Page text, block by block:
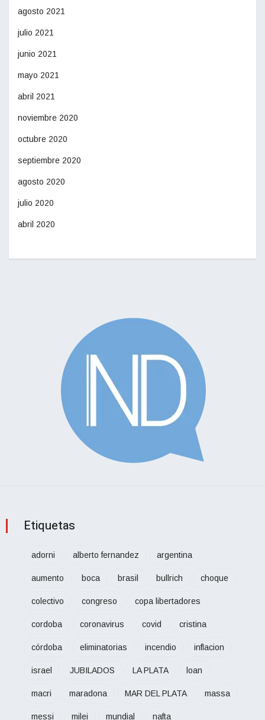
agosto 2021
julio 2021
junio 2021
mayo 2021
abril 2021
noviembre 2020
octubre 2020
septiembre 2020
agosto 2020
julio 2020
abril 2020
Etiquetas
adorni alberto fernandez argentina
aumento boca brasil bullrich choque
colectivo congreso copa libertadores
cordoba coronavirus covid cristina
córdoba eliminatorias incendio inflacion
israel JUBILADOS LA PLATA loan
macri maradona MAR DEL PLATA massa
messi milei mundial nafta